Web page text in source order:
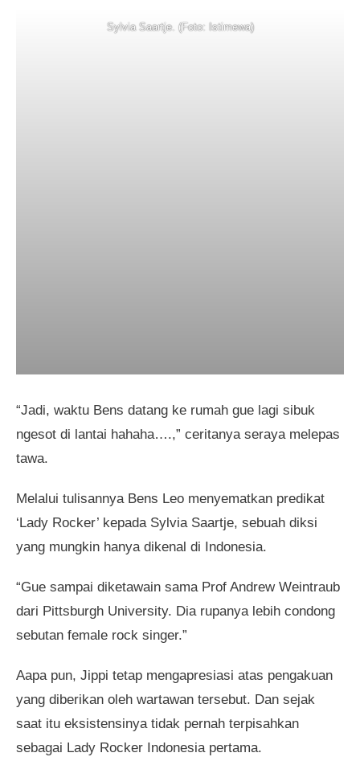
Sylvia Saartje. (Foto: Istimewa)
“Jadi, waktu Bens datang ke rumah gue lagi sibuk
ngesot di lantai hahaha….,” ceritanya seraya melepas
tawa.
Melalui tulisannya Bens Leo menyematkan predikat
‘Lady Rocker’ kepada Sylvia Saartje, sebuah diksi
yang mungkin hanya dikenal di Indonesia.
“Gue sampai diketawain sama Prof Andrew Weintraub
dari Pittsburgh University. Dia rupanya lebih condong
sebutan female rock singer.”
Aapa pun, Jippi tetap mengapresiasi atas pengakuan
yang diberikan oleh wartawan tersebut. Dan sejak
saat itu eksistensinya tidak pernah terpisahkan
sebagai Lady Rocker Indonesia pertama.